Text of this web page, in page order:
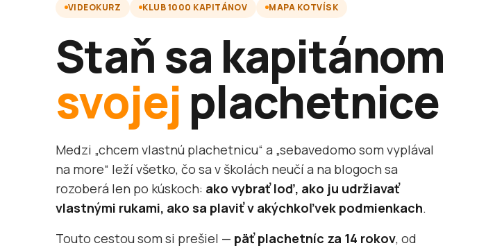
VIDEOKURZ KLUB 1000 KAPITÁNOV MAPA KOTVÍSK
Staň sa kapitánom
svojej plachetnice
Medzi „chcem vlastnú plachetnicu“ a „sebavedomo som vyplával
na more“ leží všetko, čo sa v školách neučí a na blogoch sa
rozoberá len po kúskoch: ako vybrať loď, ako ju udržiavať
vlastnými rukami, ako sa plaviť v akýchkoľvek podmienkach.
Touto cestou som si prešiel — päť plachetníc za 14 rokov, od